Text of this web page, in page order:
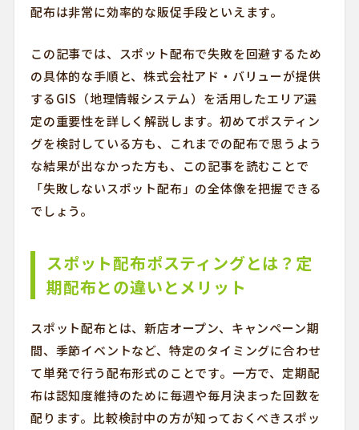
配布は非常に効率的な販促手段といえます。
この記事では、スポット配布で失敗を回避するため
の具体的な手順と、株式会社アド・バリューが提供
するGIS（地理情報システム）を活用したエリア選
定の重要性を詳しく解説します。初めてポスティン
グを検討している方も、これまでの配布で思うよう
な結果が出なかった方も、この記事を読むことで
「失敗しないスポット配布」の全体像を把握できる
でしょう。
スポット配布ポスティングとは？定
期配布との違いとメリット
スポット配布とは、新店オープン、キャンペーン期
間、季節イベントなど、特定のタイミングに合わせ
て単発で行う配布形式のことです。一方で、定期配
布は認知度維持のために毎週や毎月決まった回数を
配ります。比較検討中の方が知っておくべきスポッ